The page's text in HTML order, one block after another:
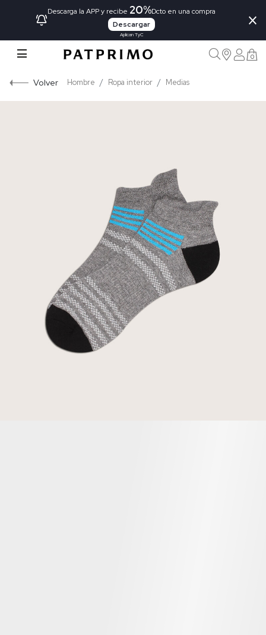
Descarga la APP y recibe 20%Dcto en una compra
Descargar
Aplican TyC
×
0
Volver Hombre Ropa interior Medias